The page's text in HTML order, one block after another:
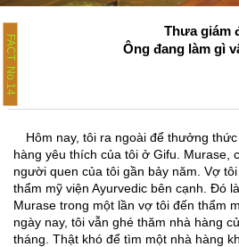
FACT No.14
Thưa giám
Ông đang làm gì
Hôm nay, tôi ra ngoài để thưởng
hàng yêu thích của tôi ở Gifu. Murase,
người quen của tôi gần bảy năm. Vợ
thẩm mỹ viện Ayurvedic bên cạnh. Đó
Murase trong một lần vợ tôi đến thẩm
ngày nay, tôi vẫn ghé thăm nhà hàng
tháng. Thật khó để tìm một nhà hàng